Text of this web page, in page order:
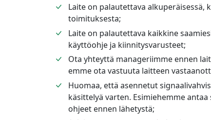
Laite on palautettava alkuperäisessä,
toimituksesta;
Laite on palautettava kaikkine
käyttöohje ja kiinnitysvarusteet;
Ota yhteyttä manageriimme ennen
emme ota vastuuta laitteen
Huomaa, että asennetut
käsittelyä varten. Esimiehemme
ohjeet ennen lähetystä;